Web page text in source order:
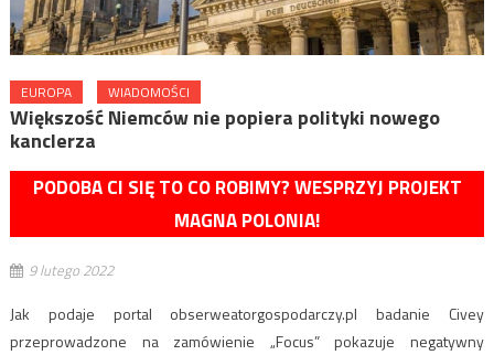
EUROPA WIADOMOŚCI
Większość Niemców nie popiera polityki nowego
kanclerza
PODOBA CI SIĘ TO CO ROBIMY? WESPRZYJ PROJEKT
MAGNA POLONIA!
9 lutego 2022
Jak podaje portal obserweatorgospodarczy.pl badanie Civey
przeprowadzone na zamówienie „Focus” pokazuje negatywny